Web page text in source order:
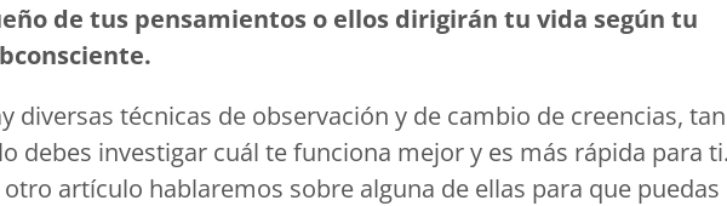
de tus pensamientos o ellos dirigirán tu vida según tu
diversas técnicas de observación y de cambio de creencias, tan
debes investigar cuál te funciona mejor y es más rápida para ti.
otro artículo hablaremos sobre alguna de ellas para que puedas